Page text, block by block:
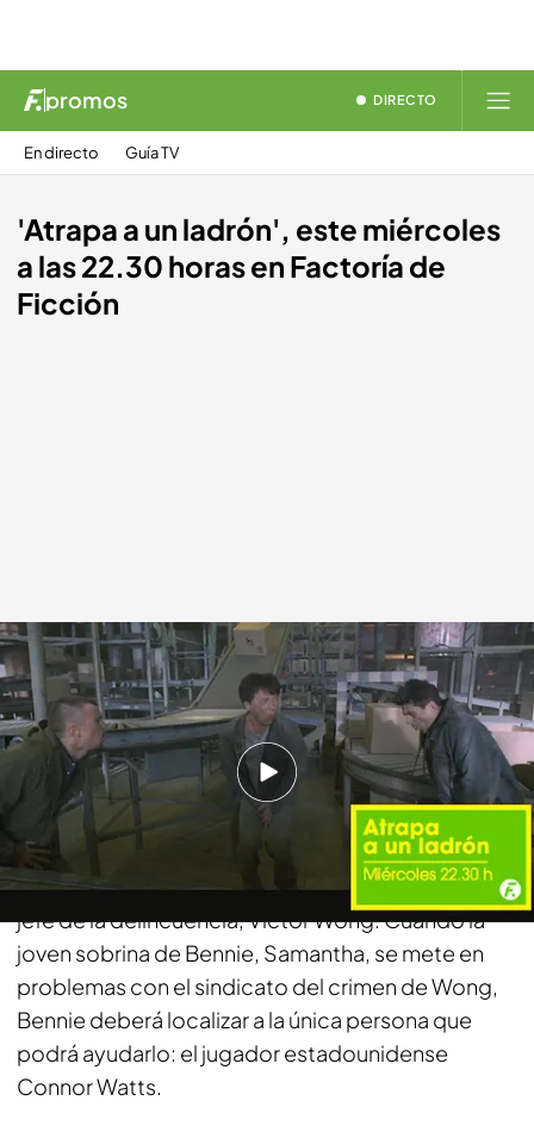
promos DIRECTO
En directo Guía TV
'Atrapa a un ladrón', este miércoles
a las 22.30 horas en Factoría de
Ficción
fdf.es
21 FEB 2017 - 19:49h.
Compartir
El detective de Hong Kong Bennie Black (Chan) ha
estado siguiendo durante décadas a un conocido
jefe de la delincuencia, Victor Wong. Cuando la
joven sobrina de Bennie, Samantha, se mete en
problemas con el sindicato del crimen de Wong,
Bennie deberá localizar a la única persona que
podrá ayudarlo: el jugador estadounidense
Connor Watts.